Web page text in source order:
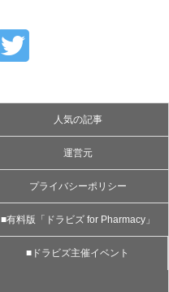
人気の記事
運営元
プライバシーポリシー
■有料版「ドラビズ for Pharmacy」
■ドラビズ主催イベント